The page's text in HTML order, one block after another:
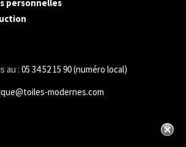
personnelles
au : 05 34 52 15 90 (numéro local)
modernes.com